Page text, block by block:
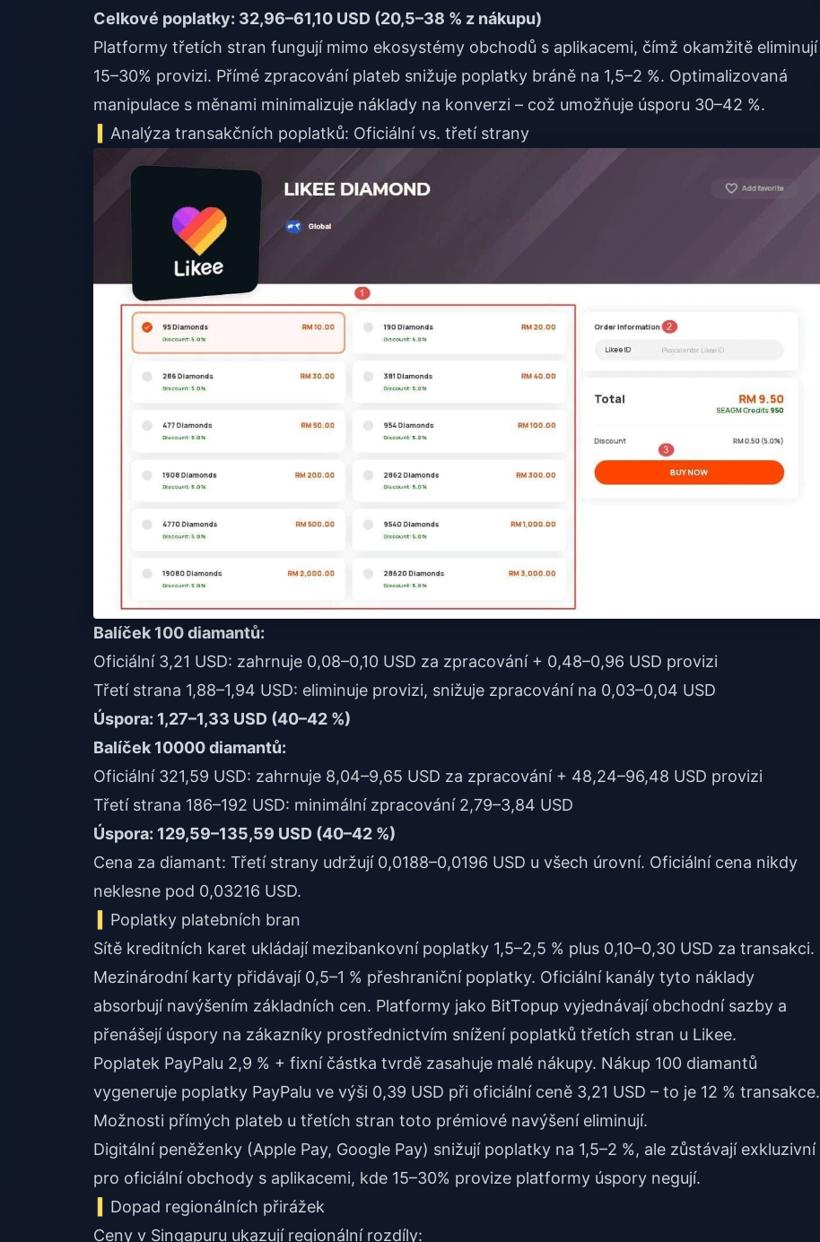
Celkové poplatky: 32,96–61,10 USD (20,5–38 % z nákupu)
Platformy třetích stran fungují mimo ekosystémy obchodů s aplikacemi, čímž okamžitě eliminují
15–30% provizi. Přímé zpracování plateb snižuje poplatky bráně na 1,5–2 %. Optimalizovaná
manipulace s měnami minimalizuje náklady na konverzi – což umožňuje úsporu 30–42 %.
Analýza transakčních poplatků: Oficiální vs. třetí strany
Balíček 100 diamantů:
Oficiální 3,21 USD: zahrnuje 0,08–0,10 USD za zpracování + 0,48–0,96 USD provizi
Třetí strana 1,88–1,94 USD: eliminuje provizi, snižuje zpracování na 0,03–0,04 USD
Úspora: 1,27–1,33 USD (40–42 %)
Balíček 10000 diamantů:
Oficiální 321,59 USD: zahrnuje 8,04–9,65 USD za zpracování + 48,24–96,48 USD provizi
Třetí strana 186–192 USD: minimální zpracování 2,79–3,84 USD
Úspora: 129,59–135,59 USD (40–42 %)
Cena za diamant: Třetí strany udržují 0,0188–0,0196 USD u všech úrovní. Oficiální cena nikdy
neklesne pod 0,03216 USD.
Poplatky platebních bran
Sítě kreditních karet ukládají mezibankovní poplatky 1,5–2,5 % plus 0,10–0,30 USD za transakci.
Mezinárodní karty přidávají 0,5–1 % přeshraniční poplatky. Oficiální kanály tyto náklady
absorbují navýšením základních cen. Platformy jako BitTopup vyjednávají obchodní sazby a
přenášejí úspory na zákazníky prostřednictvím snížení poplatků třetích stran u Likee.
Poplatek PayPalu 2,9 % + fixní částka tvrdě zasahuje malé nákupy. Nákup 100 diamantů
vygeneruje poplatky PayPalu ve výši 0,39 USD při oficiální ceně 3,21 USD – to je 12 % transakce.
Možnosti přímých plateb u třetích stran toto prémiové navýšení eliminují.
Digitální peněženky (Apple Pay, Google Pay) snižují poplatky na 1,5–2 %, ale zůstávají exkluzivní
pro oficiální obchody s aplikacemi, kde 15–30% provize platformy úspory negují.
Dopad regionálních přirážek
Ceny v Singapuru ukazují regionální rozdíly: